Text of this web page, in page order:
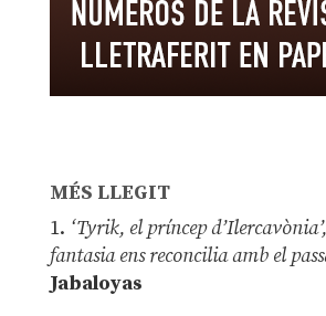
MÉS LLEGIT
1. ‘Tyrik, el príncep
fantasia ens reconcilia amb el
Jabaloyas